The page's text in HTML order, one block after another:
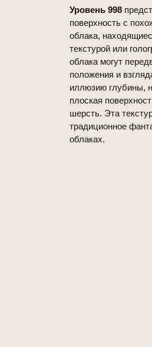
Уровень 998
поверхность с
облака,
текстурой или
облака могут
положения и
иллюзию глубины,
плоская
шерсть. Эта
традиционное
облаках.